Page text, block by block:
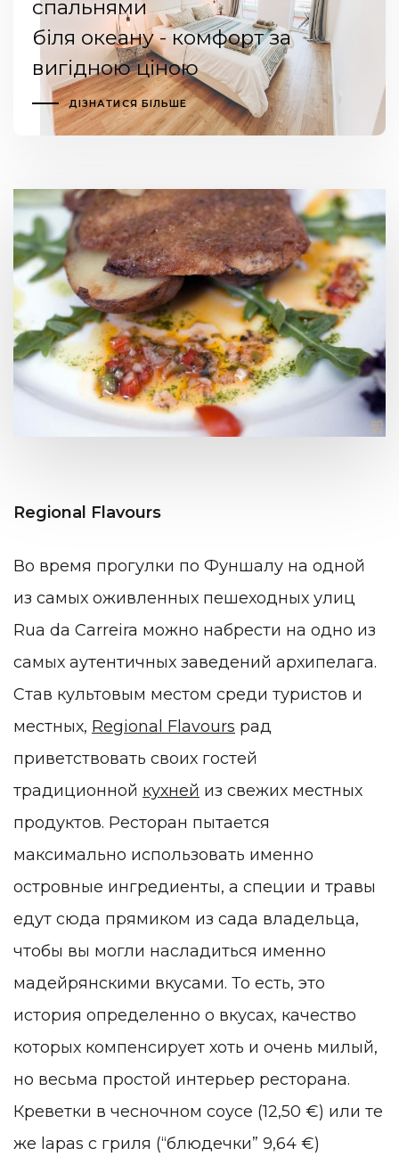
спальнями
біля океану - комфорт за
вигідною ціною
ДІЗНАТИСЯ БІЛЬШЕ
Regional Flavours
Во время прогулки по Фуншалу на одной
из самых оживленных пешеходных улиц
Rua da Carreira можно набрести на одно из
самых аутентичных заведений архипелага.
Став культовым местом среди туристов и
местных, Regional Flavours рад
приветствовать своих гостей
традиционной кухней из свежих местных
продуктов. Ресторан пытается
максимально использовать именно
островные ингредиенты, а специи и травы
едут сюда прямиком из сада владельца,
чтобы вы могли насладиться именно
мадейрянскими вкусами. То есть, это
история определенно о вкусах, качество
которых компенсирует хоть и очень милый,
но весьма простой интерьер ресторана.
Креветки в чесночном соусе (12,50 €) или те
же lapas с гриля (“блюдечки” 9,64 €)